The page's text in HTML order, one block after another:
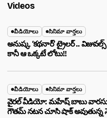
Videos
వీడియోలు సినిమా వార్తలు
అనుష్క ‘కథనార్’ ట్రైలర్ ..
కానీ ఆ ఒక్కటే లోటు!!
వీడియోలు సినిమా వార్తలు
వైరల్ వీడియో: మహేష్ బాబు
గౌతమ్ నటన చూసి షాక్ అవుతున్న